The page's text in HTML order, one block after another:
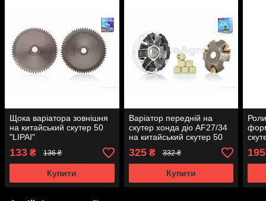
Щока варіатора зовнішня
на китайський скутер 50
"LIPAI"
133 ₴ 136 ₴
Купити
Варіатор передній на
скутер хонда діо AF27/34
на китайський скутер 50
ролики 8.5g "LIPAI"
325₴ 332 ₴
Купити
195